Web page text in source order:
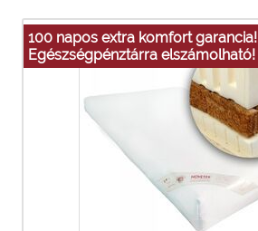
100 napos extra komfort garancia!
Egészségpénztárra elszámolható!